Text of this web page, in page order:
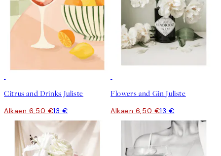
Citrus and Drinks Juliste
Alkaen 6,50 €13 €
Flowers and Gin Juliste
Alkaen 6,50 €13 €